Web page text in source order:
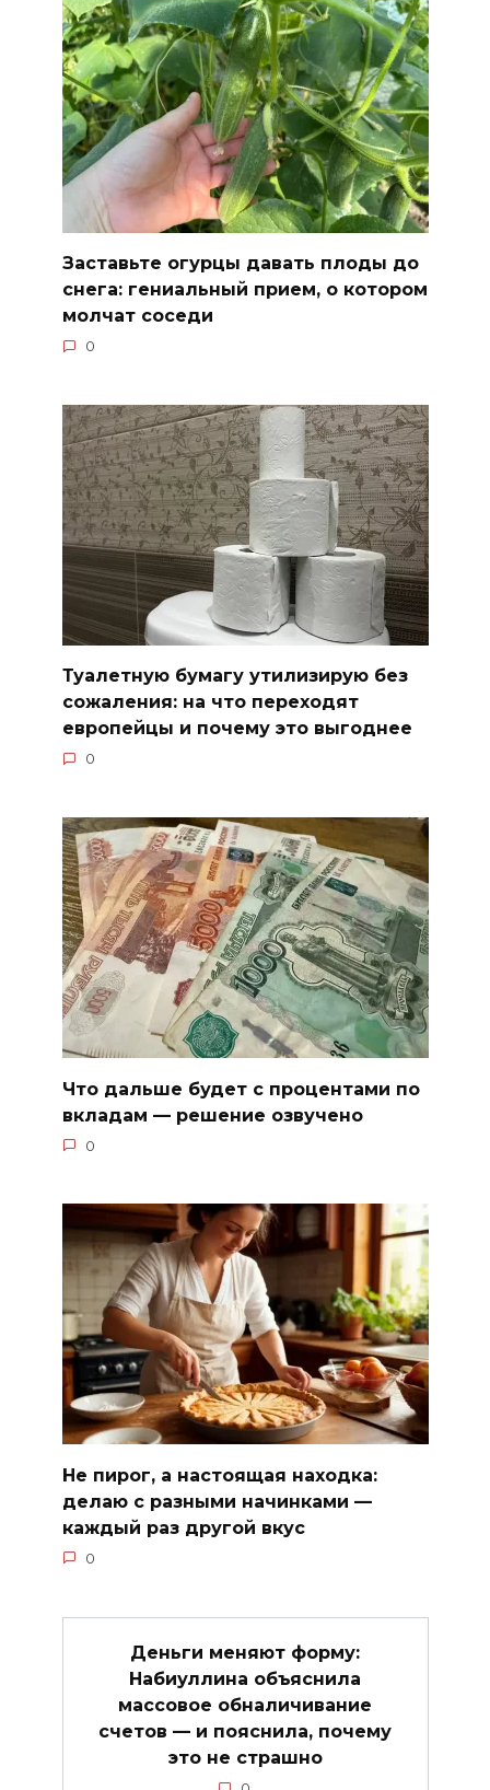
Заставьте огурцы давать плоды до
снега: гениальный прием, о котором
молчат соседи
0
Туалетную бумагу утилизирую без
сожаления: на что переходят
европейцы и почему это выгоднее
0
Что дальше будет с процентами по
вкладам — решение озвучено
0
Не пирог, а настоящая находка:
делаю с разными начинками —
каждый раз другой вкус
0
Деньги меняют форму:
Набиуллина объяснила
массовое обналичивание
счетов — и пояснила, почему
это не страшно